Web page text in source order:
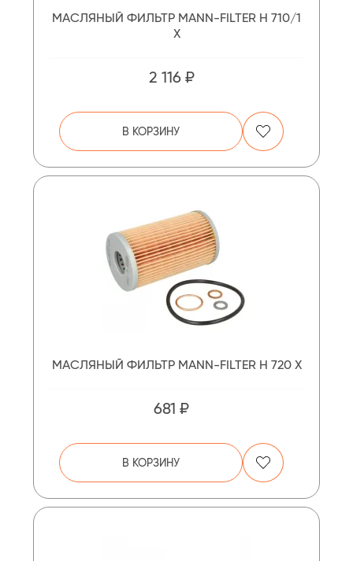
МАСЛЯНЫЙ ФИЛЬТР MANN-FILTER H 710/1
X
2 116 ₽
В КОРЗИНУ
МАСЛЯНЫЙ ФИЛЬТР MANN-FILTER H 720 X
681 ₽
В КОРЗИНУ